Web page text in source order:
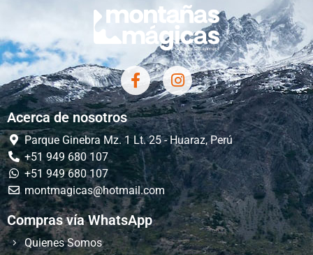
Acerca de nosotros
Parque Ginebra Mz. 1 Lt. 25 - Huaraz, Perú
+51 949 680 107
+51 949 680 107
montmagicas@hotmail.com
Compras vía WhatsApp
Quienes Somos